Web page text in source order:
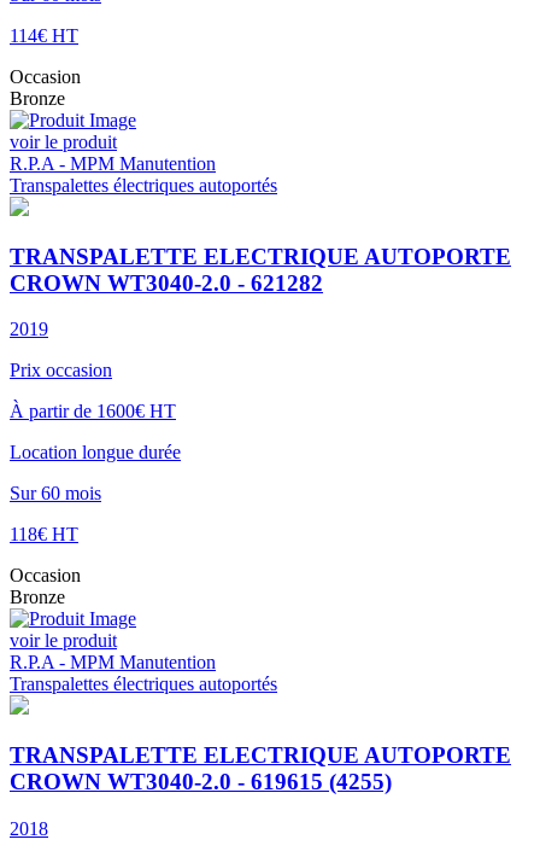
114€ HT
Occasion
Bronze
voir le produit
R.P.A - MPM Manutention
Transpalettes électriques autoportés
TRANSPALETTE ELECTRIQUE AUTOPORTE
CROWN WT3040-2.0 - 621282
2019
Prix occasion
À partir de 1600€ HT
Location longue durée
Sur 60 mois
118€ HT
Occasion
Bronze
voir le produit
R.P.A - MPM Manutention
Transpalettes électriques autoportés
TRANSPALETTE ELECTRIQUE AUTOPORTE
CROWN WT3040-2.0 - 619615 (4255)
2018